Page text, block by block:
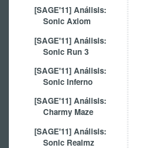
[SAGE'11] Análisis:
Sonic Axiom
[SAGE'11] Análisis:
Sonic Run 3
[SAGE'11] Análisis:
Sonic Inferno
[SAGE'11] Análisis:
Charmy Maze
[SAGE'11] Análisis:
Sonic Realmz